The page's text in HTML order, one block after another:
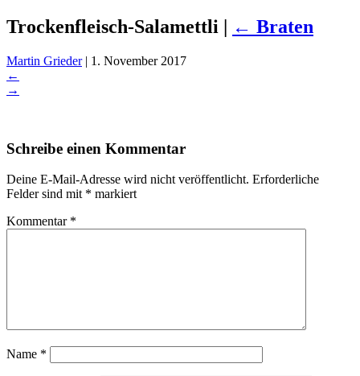
Trockenfleisch-Salamettli | ← Braten
Martin Grieder | 1. November 2017
←
→
Schreibe einen Kommentar
Deine E-Mail-Adresse wird nicht veröffentlicht. Erforderliche
Felder sind mit * markiert
Kommentar *
Name *